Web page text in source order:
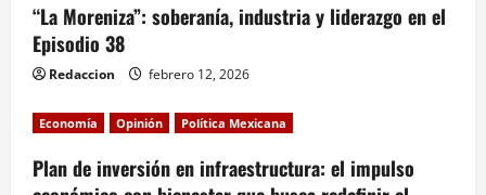
g
a
t
i
“La Moreniza”: soberanía, industria y liderazgo en el
Episodio 38
Redaccion febrero 12, 2026
Economía Opinión Política Mexicana
Plan de inversión en infraestructura: el impulso